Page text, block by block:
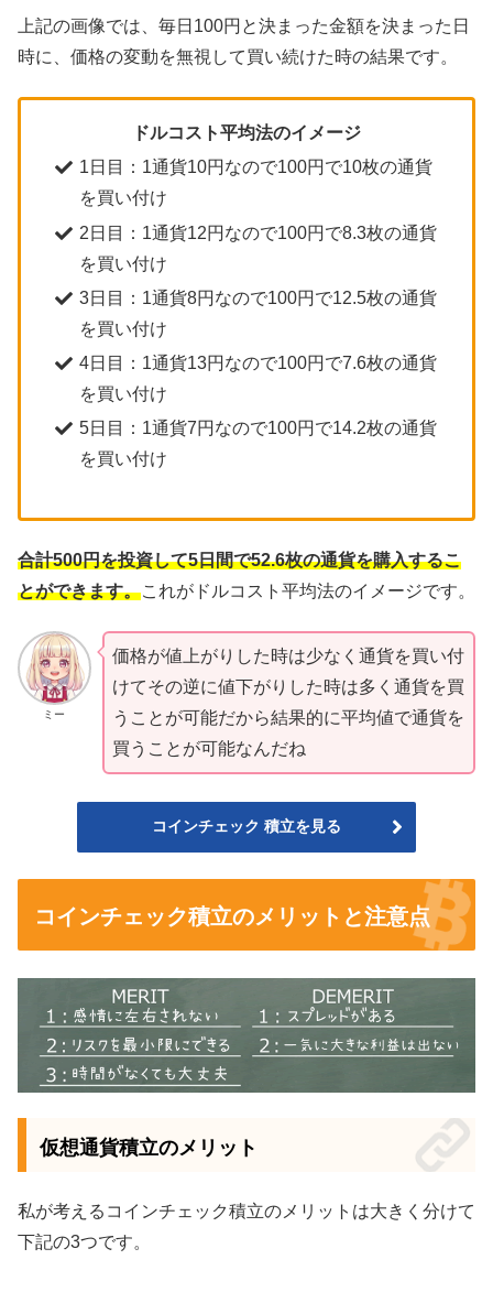
上記の画像では、毎日100円と決まった金額を決まった日
時に、価格の変動を無視して買い続けた時の結果です。
ドルコスト平均法のイメージ
1日目：1通貨10円なので100円で10枚の通貨
を買い付け
2日目：1通貨12円なので100円で8.3枚の通貨
を買い付け
3日目：1通貨8円なので100円で12.5枚の通貨
を買い付け
4日目：1通貨13円なので100円で7.6枚の通貨
を買い付け
5日目：1通貨7円なので100円で14.2枚の通貨
を買い付け
合計500円を投資して5日間で52.6枚の通貨を購入するこ
とができます。これがドルコスト平均法のイメージです。
ミー
価格が値上がりした時は少なく通貨を買い付
けてその逆に値下がりした時は多く通貨を買
うことが可能だから結果的に平均値で通貨を
買うことが可能なんだね
コインチェック 積立を見る
コインチェック積立のメリットと注意点
仮想通貨積立のメリット
私が考えるコインチェック積立のメリットは大きく分けて
下記の3つです。